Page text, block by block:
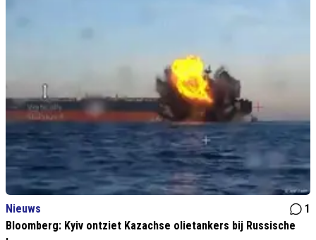
Nieuws
1
Bloomberg: Kyiv ontziet Kazachse olietankers bij Russische